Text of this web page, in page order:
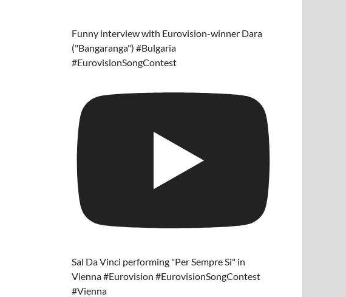
Funny interview with Eurovision-winner Dara
("Bangaranga") #Bulgaria
#EurovisionSongContest
Sal Da Vinci performing "Per Sempre Si" in
Vienna #Eurovision #EurovisionSongContest
#Vienna